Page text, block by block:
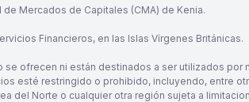
Mercados de Capitales (CMA) de Kenia.
Financieros, en las Islas Vírgenes Británicas.
se ofrecen ni están destinados a ser utilizados por
esté restringido o prohibido, incluyendo, entre
del Norte o cualquier otra región sujeta a